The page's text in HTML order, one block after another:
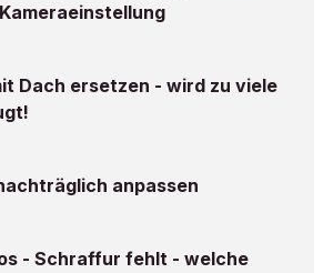
Dach ersetzen - wird zu viele
anpassen
- Schraffur fehlt - welche